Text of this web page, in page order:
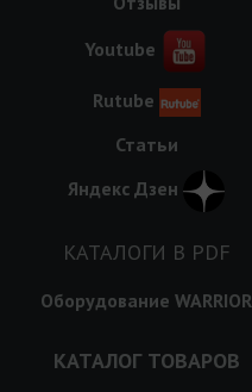
Youtube
Rutube
Статьи
Яндекс Дзен
КАТАЛОГИ В PDF
Оборудование WARRIOR
КАТАЛОГ ТОВАРОВ